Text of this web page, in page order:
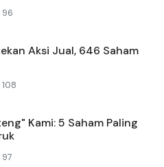
96
Aksi Jual, 646 Saham
108
Kami: 5 Saham Paling
97